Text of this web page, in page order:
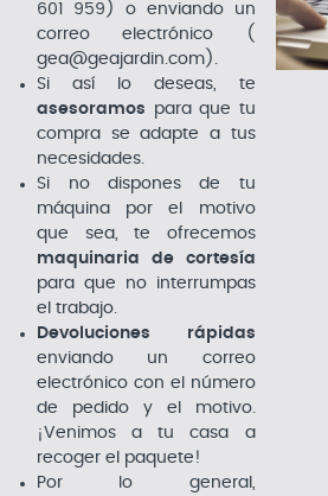
601 959) o enviando un
correo electrónico (
gea@geajardin.com) .
Si así lo deseas, te
asesoramos para que tu
compra se adapte a tus
necesidades.
Si no dispones de tu
máquina por el motivo
que sea, te ofrecemos
maquinaria de cortesía
para que no interrumpas
el trabajo.
Devoluciones rápidas
enviando un correo
electrónico con el número
de pedido y el motivo.
¡Venimos a tu casa a
recoger el paquete!
Por lo general,